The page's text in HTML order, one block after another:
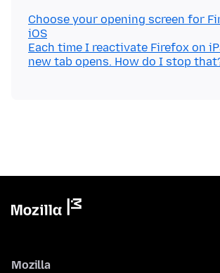
Choose your opening screen for
iOS
Each time I reactivate Firefox on
new tab opens. How do I stop
Mozilla